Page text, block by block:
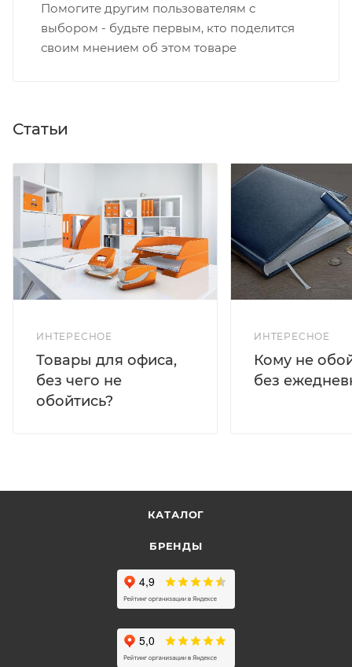
Помогите другим пользователям с
выбором - будьте первым, кто поделится
своим мнением об этом товаре
Статьи
ИНТЕРЕСНОЕ
Товары для офиса,
без чего не
обойтись?
ИНТЕРЕСНОЕ
Кому не
без
КАТАЛОГ
БРЕНДЫ